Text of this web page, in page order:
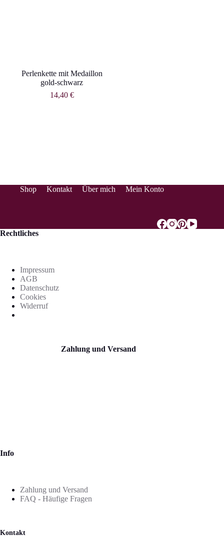
Perlenkette mit Medaillon
gold-schwarz
14,40 €
Shop Kontakt Über mich Mein Konto
Rechtliches
Impressum
AGB
Datenschutz
Cookies
Widerruf
Zahlung und Versand
Info
Zahlung und Versand
FAQ - Häufige Fragen
Kontakt